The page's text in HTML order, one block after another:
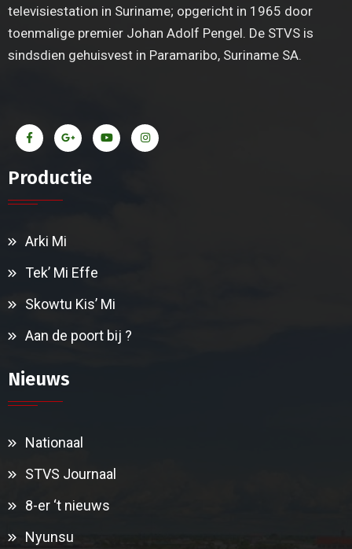
televisiestation in Suriname; opgericht in 1965 door
toenmalige premier Johan Adolf Pengel. De STVS is
sindsdien gehuisvest in Paramaribo, Suriname SA.
Productie
Arki Mi
Tek’ Mi Effe
Skowtu Kis’ Mi
Aan de poort bij ?
Nieuws
Nationaal
STVS Journaal
8-er ‘t nieuws
Nyunsu